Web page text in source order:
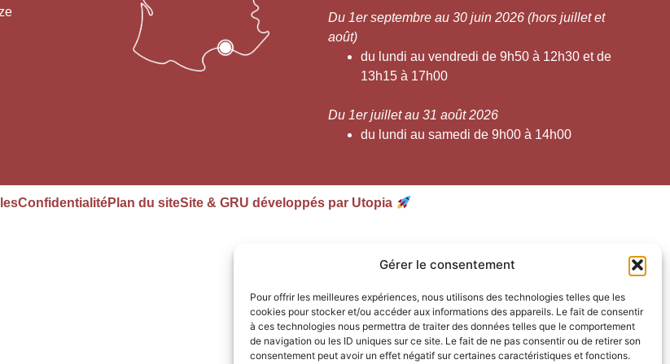
Gérer le consentement
Pour offrir les meilleures expériences, nous utilisons des technologies telles que les
cookies pour stocker et/ou accéder aux informations des appareils. Le fait de consentir
à ces technologies nous permettra de traiter des données telles que le comportement
de navigation ou les ID uniques sur ce site. Le fait de ne pas consentir ou de retirer son
consentement peut avoir un effet négatif sur certaines caractéristiques et fonctions.
Du 1er septembre au 30 juin 2026 (hors juillet et
août)
du lundi au vendredi de 9h50 à 12h30 et de
13h15 à 17h00
Du 1er juillet au 31 août 2026
du lundi au samedi de 9h00 à 14h00
ConfidentialitéPlan du siteSite & GRU développés par Utopia